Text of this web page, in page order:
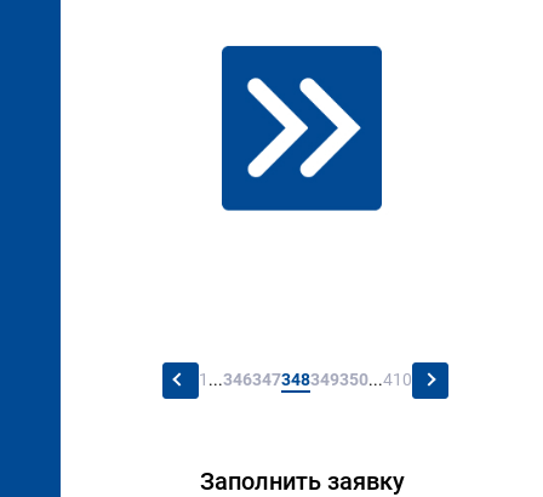
Заполнить заявку
← 1 ...346347348349350...410 →